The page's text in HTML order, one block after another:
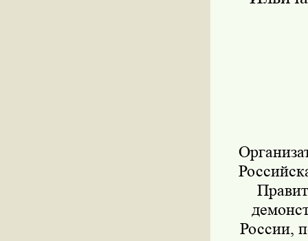
России,